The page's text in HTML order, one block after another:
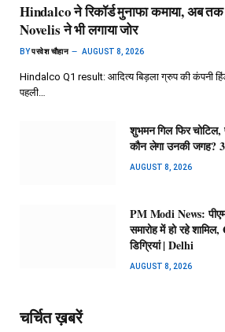
Hindalco ने रिकॉर्ड मुनाफा कमाया, अब तक
Novelis ने भी लगाया जोर
BYपरवेश चौहान AUGUST 8, 2026
Hindalco Q1 result: आदित्य बिड़ला ग्रुप की कंपनी
पहली…
शुभमन गिल फिर
कौन लेगा उनकी जगह?
AUGUST 8, 2026
PM Modi News: पीएम
समारोह में हो रहे
डिग्रियां | Delhi
AUGUST 8, 2026
चर्चित ख़बरें